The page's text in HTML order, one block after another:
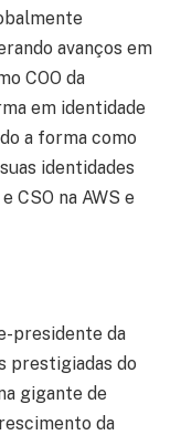
avanços em
COO da
em identidade
a forma como
identidades
CSO na AWS e
presidente da
prestigiadas do
gigante de
da